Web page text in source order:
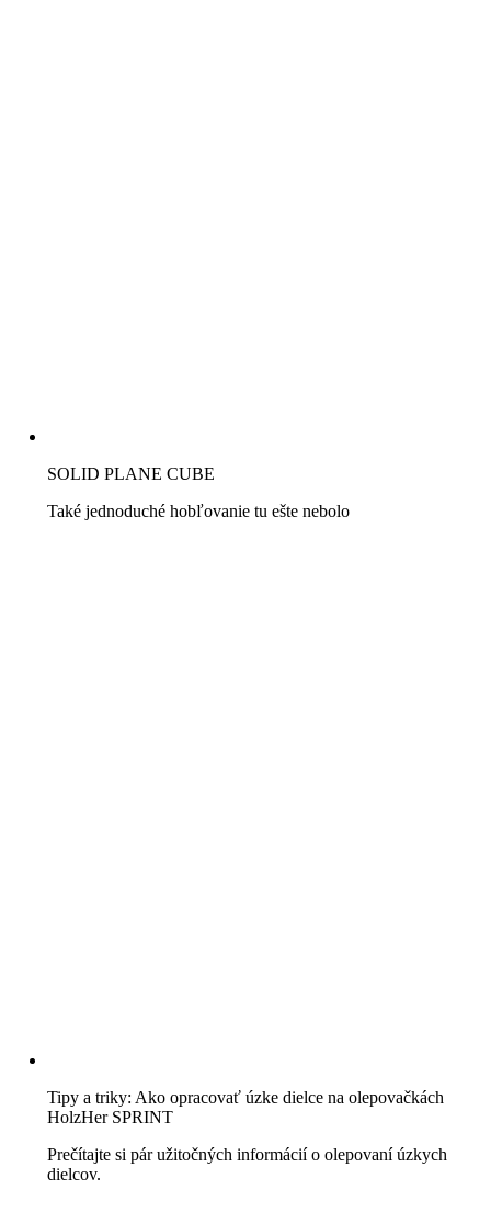
SOLID PLANE CUBE
Také jednoduché hobľovanie tu ešte nebolo
Tipy a triky: Ako opracovať úzke dielce na olepovačkách
HolzHer SPRINT
Prečítajte si pár užitočných informácií o olepovaní úzkych
dielcov.